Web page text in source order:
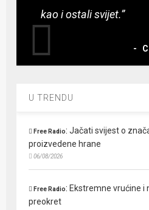
kao i ostali svijet.”
-
U TRENDU
Free Radio:Jačati svijest o
proizvedene hrane
06/08/2026
Free Radio: Ekstremne vrućine i
preokret